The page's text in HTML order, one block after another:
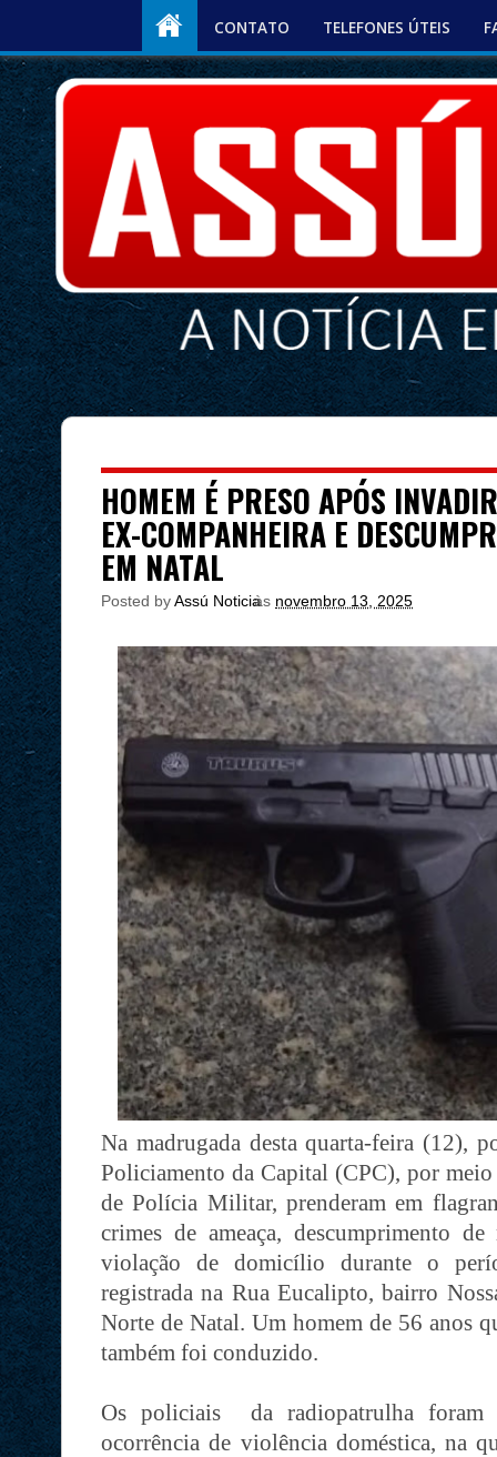
CONTATO TELEFONES ÚTEIS
HOMEM É PRESO APÓS
EX-COMPANHEIRA E
EM NATAL
Posted byAssú Noticia
às novembro 13, 2025
Na madrugada desta quarta-feira (12),
Policiamento da Capital (CPC), por
de Polícia Militar, prenderam em
crimes de ameaça, descumprimento
violação de domicílio durante o
registrada na Rua Eucalipto, bairro
Norte de Natal. Um homem de 56 anos
também foi conduzido.
Os policiais da radiopatrulha foram
ocorrência de violência doméstica, na